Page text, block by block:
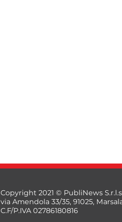
Copyright 2021 © PubliNews
via Amendola 33/35, 91025,
C.F/P.IVA 02786180816